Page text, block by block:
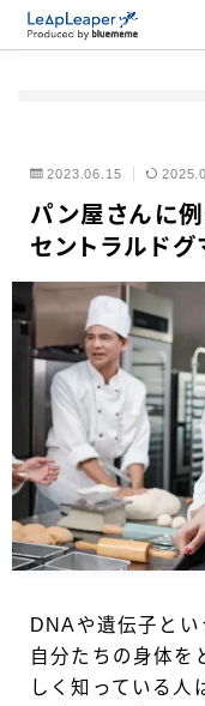
エンジニア
AI
アジャイル
テクノロジー
BlueMeme
2023.06.15
パン屋さんに
セントラルドグ
DNAや遺伝子とい
自分たちの身体を
しく知っている人